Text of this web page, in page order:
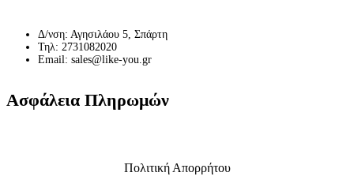
Δ/νση: Αγησιλάου 5, Σπάρτη
Τηλ: 2731082020
Email: sales@like-you.gr
Ασφάλεια Πληρωμών
Πολιτική Απορρήτου